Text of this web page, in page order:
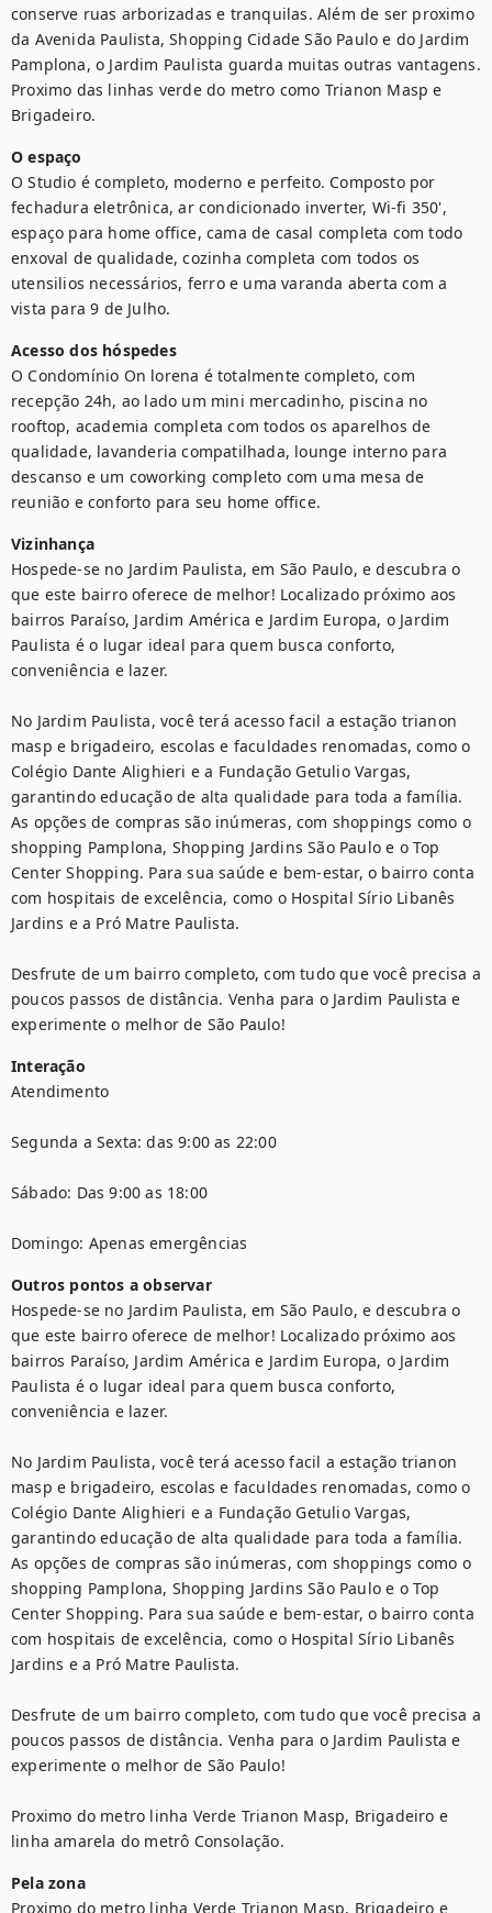
conserve ruas arborizadas e tranquilas. Além de ser proximo
da Avenida Paulista, Shopping Cidade São Paulo e do Jardim
Pamplona, o Jardim Paulista guarda muitas outras vantagens.
Proximo das linhas verde do metro como Trianon Masp e
Brigadeiro.
O espaço
O Studio é completo, moderno e perfeito. Composto por
fechadura eletrônica, ar condicionado inverter, Wi-fi 350',
espaço para home office, cama de casal completa com todo
enxoval de qualidade, cozinha completa com todos os
utensilios necessários, ferro e uma varanda aberta com a
vista para 9 de Julho.
Acesso dos hóspedes
O Condomínio On lorena é totalmente completo, com
recepção 24h, ao lado um mini mercadinho, piscina no
rooftop, academia completa com todos os aparelhos de
qualidade, lavanderia compatilhada, lounge interno para
descanso e um coworking completo com uma mesa de
reunião e conforto para seu home office.
Vizinhança
Hospede-se no Jardim Paulista, em São Paulo, e descubra o
que este bairro oferece de melhor! Localizado próximo aos
bairros Paraíso, Jardim América e Jardim Europa, o Jardim
Paulista é o lugar ideal para quem busca conforto,
conveniência e lazer.
No Jardim Paulista, você terá acesso facil a estação trianon
masp e brigadeiro, escolas e faculdades renomadas, como o
Colégio Dante Alighieri e a Fundação Getulio Vargas,
garantindo educação de alta qualidade para toda a família.
As opções de compras são inúmeras, com shoppings como o
shopping Pamplona, Shopping Jardins São Paulo e o Top
Center Shopping. Para sua saúde e bem-estar, o bairro conta
com hospitais de excelência, como o Hospital Sírio Libanês
Jardins e a Pró Matre Paulista.
Desfrute de um bairro completo, com tudo que você precisa a
poucos passos de distância. Venha para o Jardim Paulista e
experimente o melhor de São Paulo!
Interação
Atendimento
Segunda a Sexta: das 9:00 as 22:00
Sábado: Das 9:00 as 18:00
Domingo: Apenas emergências
Outros pontos a observar
Hospede-se no Jardim Paulista, em São Paulo, e descubra o
que este bairro oferece de melhor! Localizado próximo aos
bairros Paraíso, Jardim América e Jardim Europa, o Jardim
Paulista é o lugar ideal para quem busca conforto,
conveniência e lazer.
No Jardim Paulista, você terá acesso facil a estação trianon
masp e brigadeiro, escolas e faculdades renomadas, como o
Colégio Dante Alighieri e a Fundação Getulio Vargas,
garantindo educação de alta qualidade para toda a família.
As opções de compras são inúmeras, com shoppings como o
shopping Pamplona, Shopping Jardins São Paulo e o Top
Center Shopping. Para sua saúde e bem-estar, o bairro conta
com hospitais de excelência, como o Hospital Sírio Libanês
Jardins e a Pró Matre Paulista.
Desfrute de um bairro completo, com tudo que você precisa a
poucos passos de distância. Venha para o Jardim Paulista e
experimente o melhor de São Paulo!
Proximo do metro linha Verde Trianon Masp, Brigadeiro e
linha amarela do metrô Consolação.
Pela zona
Proximo do metro linha Verde Trianon Masp, Brigadeiro e